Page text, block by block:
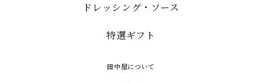
ドレッシング・ソース
特選ギフト
田中屋について